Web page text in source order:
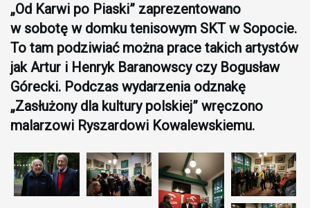
„Od Karwi po Piaski” zaprezentowano
w sobotę w domku tenisowym SKT w Sopocie.
To tam podziwiać można prace takich artystów
jak Artur i Henryk Baranowscy czy Bogusław
Górecki. Podczas wydarzenia odznakę
„Zasłużony dla kultury polskiej” wręczono
malarzowi Ryszardowi Kowalewskiemu.